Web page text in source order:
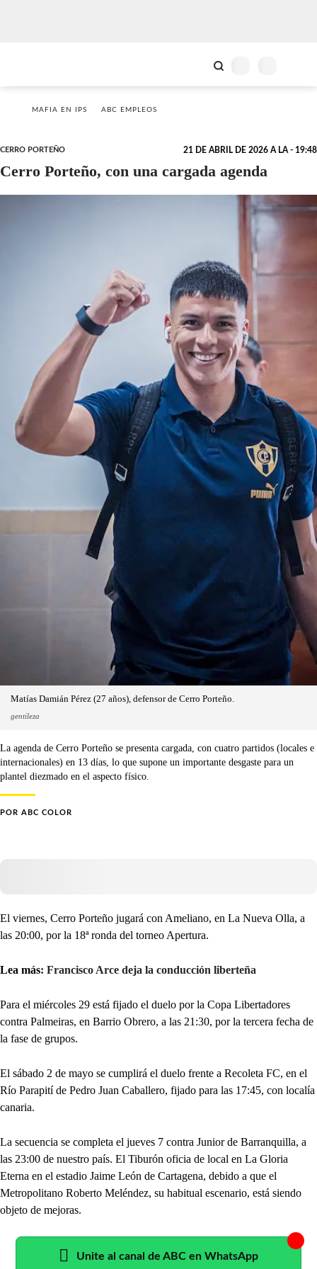
MAFIA EN IPS ABC EMPLEOS
CERRO PORTEÑO 21 DE ABRIL DE 2026 A LA - 19:48
Cerro Porteño, con una cargada agenda
Matías Damián Pérez (27 años), defensor de Cerro Porteño.
gentileza
La agenda de Cerro Porteño se presenta cargada, con cuatro partidos (locales e
internacionales) en 13 días, lo que supone un importante desgaste para un
plantel diezmado en el aspecto físico.
POR ABC COLOR
El viernes, Cerro Porteño jugará con Ameliano, en La Nueva Olla, a
las 20:00, por la 18ª ronda del torneo Apertura.
Lea más: Francisco Arce deja la conducción liberteña
Para el miércoles 29 está fijado el duelo por la Copa Libertadores
contra Palmeiras, en Barrio Obrero, a las 21:30, por la tercera fecha de
la fase de grupos.
El sábado 2 de mayo se cumplirá el duelo frente a Recoleta FC, en el
Río Parapití de Pedro Juan Caballero, fijado para las 17:45, con localía
canaria.
La secuencia se completa el jueves 7 contra Junior de Barranquilla, a
las 23:00 de nuestro país. El Tiburón oficia de local en La Gloria
Eterna en el estadio Jaime León de Cartagena, debido a que el
Metropolitano Roberto Meléndez, su habitual escenario, está siendo
objeto de mejoras.
Unite al canal de ABC en WhatsApp